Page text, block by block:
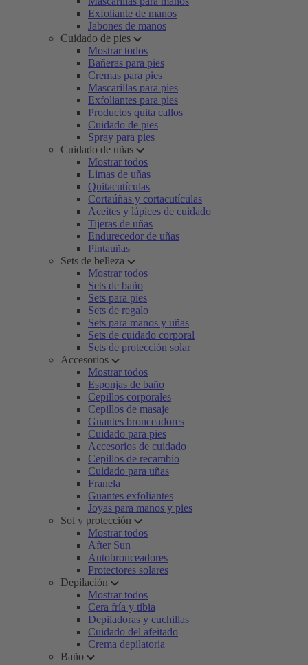
Exfoliante de manos
Jabones de manos
Cuidado de pies
Mostrar todos
Bañeras para pies
Cremas para pies
Mascarillas para pies
Exfoliantes para pies
Productos quita callos
Cuidado de pies
Spray para pies
Cuidado de uñas
Mostrar todos
Limas de uñas
Quitacutículas
Cortaúñas y cortacutículas
Aceites y lápices de cuidado
Tijeras de uñas
Endurecedor de uñas
Pintauñas
Sets de belleza
Mostrar todos
Sets de baño
Sets para pies
Sets de regalo
Sets para manos y uñas
Sets de cuidado corporal
Sets de protección solar
Accesorios
Mostrar todos
Esponjas de baño
Cepillos corporales
Cepillos de masaje
Guantes bronceadores
Cuidado para pies
Accesorios de cuidado
Cepillos de recambio
Cuidado para uñas
Franela
Guantes exfoliantes
Joyas para manos y pies
Sol y protección
Mostrar todos
After Sun
Autobronceadores
Protectores solares
Depilación
Mostrar todos
Cera fría y tibia
Depiladoras y cuchillas
Cuidado del afeitado
Crema depilatoria
Baño